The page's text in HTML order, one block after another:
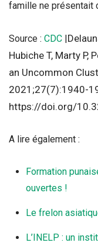
famille ne présentait
Source : CDC |
Hubiche T, Marty P,
an Uncommon
2021;27(7):1940-
https://doi.org/
A lire également :
Formation
ouvertes !
Le frelon
L’INELP : un